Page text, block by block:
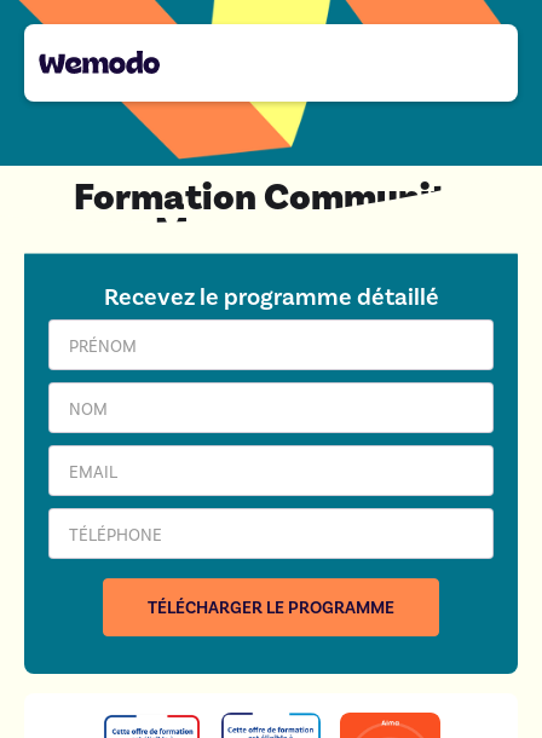
Formation Community
Management
Recevez le programme détaillé